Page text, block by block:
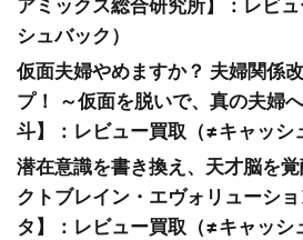
アミックス総合研究所】：レビ
シュバック）
仮面夫婦やめますか？ 夫婦関係
プ！ ～仮面を脱いで、真の夫婦
斗】：レビュー買取（≠キャッシ
潜在意識を書き換え、天才脳を
クトブレイン・エヴォリューシ
タ】：レビュー買取（≠キャッシ